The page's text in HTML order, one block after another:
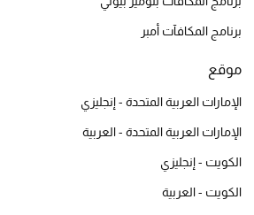
برنامج المكافآت أمبر
موقع
الإمارات العربية المتحدة - إنجليزي
الإمارات العربية المتحدة - العربية
الكويت - إنجليزي
الكويت - العربية